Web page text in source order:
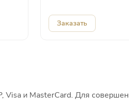
Заказать
и MasterCard. Для